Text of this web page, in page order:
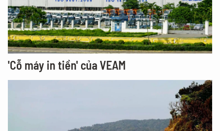
'Cỗ máy in tiền' của VEAM